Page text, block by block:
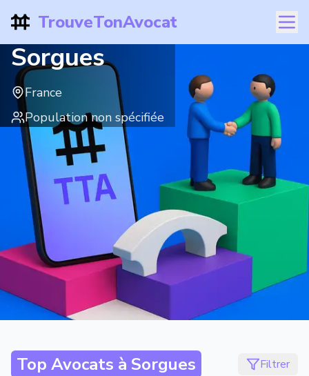
TrouveTonAvocat
Sorgues
France
Population non spécifiée
Top Avocats à Sorgues Filtrer